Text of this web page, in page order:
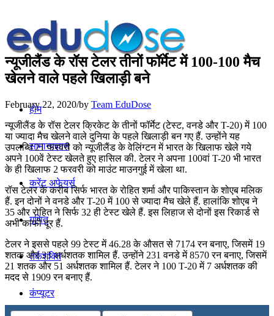
होम
सामान्यज्ञान
करेंट अफेयर्स
गणित
तर्कशक्ति
कंप्यूटर
न्यूजीलैंड के रॉस टेलर तीनों फॉर्मेट में 100-100 मैच
खेलने वाले पहले खिलाड़ी बने
February 22, 2020/by Team EduDose
न्यूजीलैंड के रॉस टेलर क्रिकेट के तीनों फॉर्मेट (टेस्ट, वनडे और T-20) में 100
या ज्यादा मैच खेलने वाले दुनिया के पहले खिलाड़ी बन गए हैं. उन्होंने यह
उपलब्धि 21 फरवरी को न्यूजीलैंड के वेलिंग्टन में भारत के खिलाफ खेले गये
अपने 100वें टेस्ट खेलते हुए हासिल की. टेलर ने अपना 100वां T-20 भी भारत
के ही खिलाफ 2 फरवरी को माउंट माउनगुई में खेला था.
रॉस टेलर के करीब सिर्फ भारत के रोहित शर्मा और पाकिस्तान के शोएब मलिक
हैं. इन दोनों ने वनडे और T-20 में 100 से ज्यादा मैच खेले हैं. हालांकि शोएब ने
35 और रोहित ने सिर्फ 32 ही टेस्ट खेले हैं. इस लिहाज से दोनों इस रिकार्ड से
अभी काफी दूर हैं.
टेलर ने इससे पहले 99 टेस्ट में 46.28 के औसत से 7174 रन बनाए, जिसमें 19
शतक और 33 अर्धशतक शामिल हैं. उन्होंने 231 वनडे में 8570 रन बनाए, जिसमें
21 शतक और 51 अर्धशतक शामिल हैं. टेलर ने 100 T-20 में 7 अर्धशतक की
मदद से 1909 रन बनाए हैं.